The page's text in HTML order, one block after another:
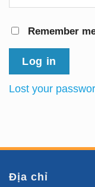
Remember
Log in
Lost your
Địa chỉ